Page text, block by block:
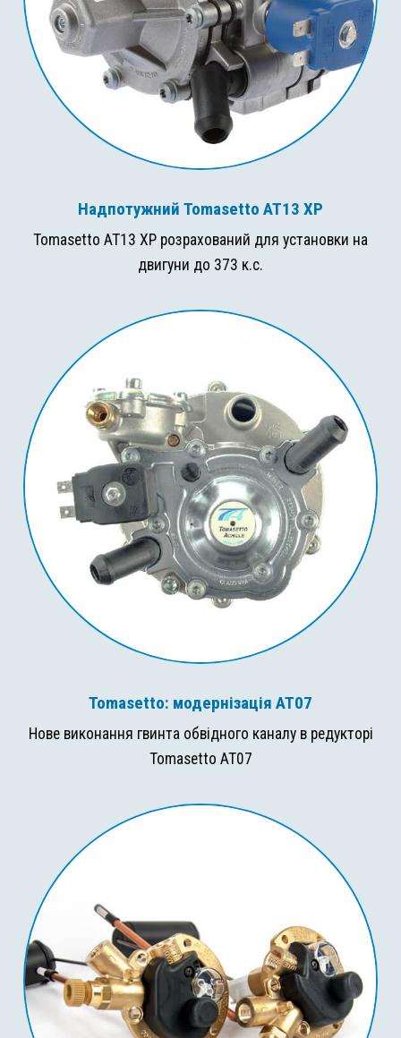
Надпотужний Tomasetto AT13 XP
Tomasetto AT13 XP розрахований для установки на
двигуни до 373 к.с.
Tomasetto: модернізація AT07
Нове виконання гвинта обвідного каналу в редукторі
Tomasetto AT07